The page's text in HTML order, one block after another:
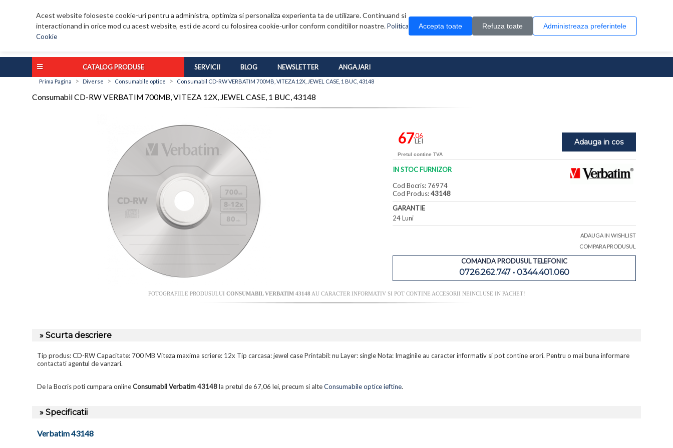
Acest website foloseste cookie-uri pentru a administra, optimiza si personaliza experienta ta de utilizare. Continuand si
interactionand in orice mod cu acest website, esti de acord cu folosirea cookie-urilor conform conditiilor noastre.Politica
Cookie
Accepta toate Refuza toate Administreaza preferintele
0 produs(e)
CATALOG PRODUSE SERVICII BLOG NEWSLETTER ANGAJARI
Prima Pagina > Diverse > Consumabile optice > Consumabil CD-RW VERBATIM 700MB, VITEZA 12X, JEWEL CASE, 1 BUC, 43148
Consumabil CD-RW VERBATIM 700MB, VITEZA 12X, JEWEL CASE, 1 BUC, 43148
Adauga in cos
67,06
LEI
Pretul contine TVA
IN STOC FURNIZOR
Cod Bocris: 76974
Cod Produs:43148
GARANTIE
24 Luni
ADAUGA IN WISHLIST
COMPARA PRODUSUL
COMANDA PRODUSUL TELEFONIC
0726.262.747 • 0344.401.060
FOTOGRAFIILE PRODUSULUI CONSUMABIL VERBATIM 43148 AU CARACTER INFORMATIV SI POT CONTINE ACCESORII NEINCLUSE IN PACHET!
» Scurta descriere
Tip produs: CD-RW Capacitate: 700 MB Viteza maxima scriere: 12x Tip carcasa: jewel case Printabil: nu Layer: single Nota: Imaginile au caracter informativ si pot contine erori. Pentru o mai buna informare
contactati agentul de vanzari.
De la Bocris poti cumpara onlineConsumabil Verbatim 43148la pretul de 67,06 lei, precum si alteConsumabile optice ieftine.
» Specificatii
Verbatim 43148